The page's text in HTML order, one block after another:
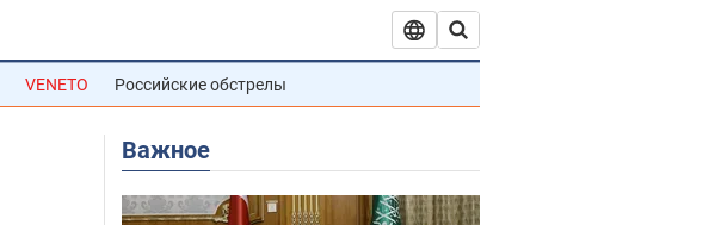
VENETO Российские обстрелы
Важное